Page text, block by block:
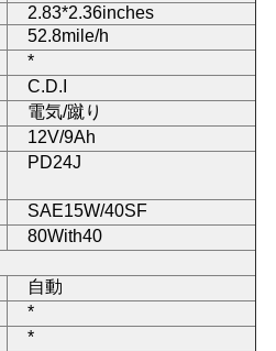
2.83*2.36inches
52.8mile/h
*
C.D.I
電気/蹴り
12V/9Ah
PD24J
SAE15W/40SF
80With40
自動
*
*